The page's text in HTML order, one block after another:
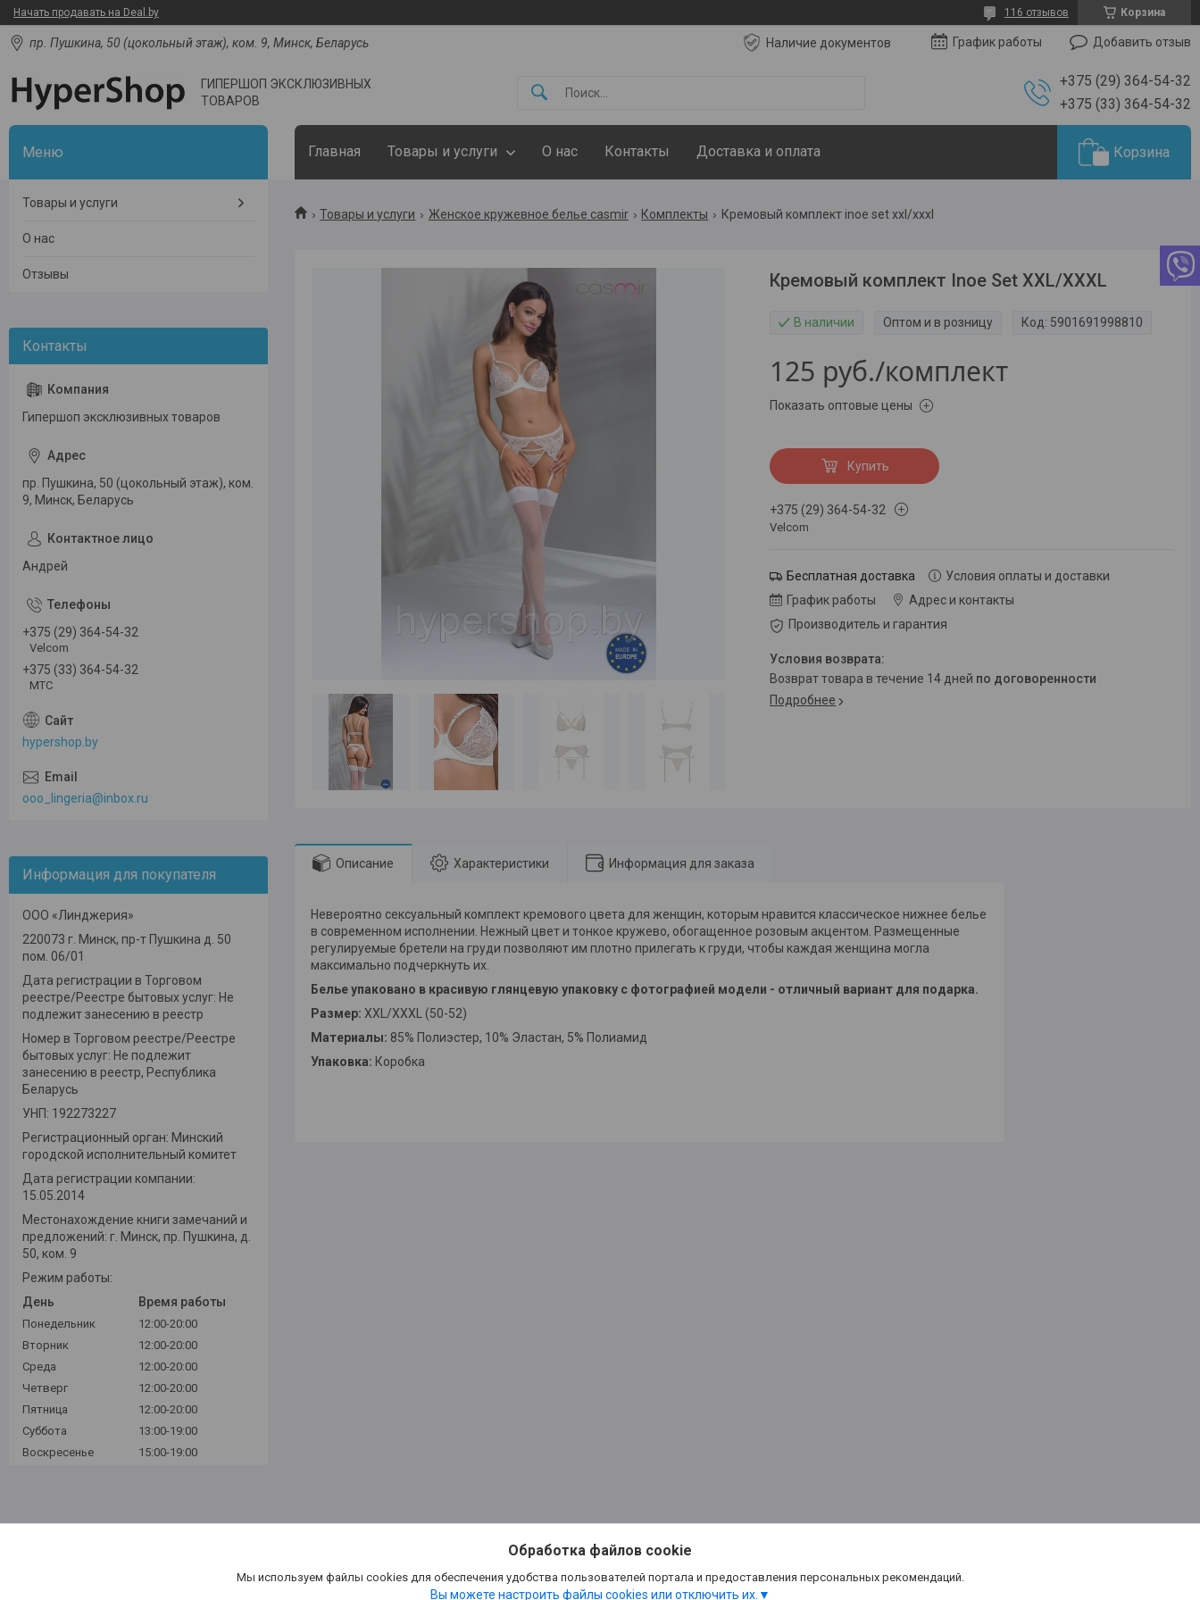
Начать продавать на Deal.by Корзина
116 отзывов
пр. Пушкина, 50 (цокольный этаж), ком. 9, Минск, Беларусь Наличие документов График работы Добавить отзыв
ГИПЕРШОП ЭКСКЛЮЗИВНЫХ
ТОВАРОВ
+375 (29) 364-54-32
+375 (33) 364-54-32
Главная Товары и услуги О нас Контакты Доставка и оплата Корзина
Товары и услуги Женское кружевное белье casmir Комплекты Кремовый комплект inoe set xxl/xxxl
Кремовый комплект Inoe Set XXL/XXXL
В наличии Оптом и в розницу Код: 5901691998810
125 руб./комплект
Показать оптовые цены
Купить
+375 (29) 364-54-32
Velcom
Бесплатная доставка
Условия оплаты и доставки
График работы
Адрес и контакты
Производитель и гарантия
возврат товара в течение 14 дней по договоренности
Подробнее
Описание Характеристики Информация для заказа
Невероятно сексуальный комплект кремового цвета для женщин, которым нравится классическое нижнее белье
в современном исполнении. Нежный цвет и тонкое кружево, обогащенное розовым акцентом. Размещенные
регулируемые бретели на груди позволяют им плотно прилегать к груди, чтобы каждая женщина могла
максимально подчеркнуть их.
Белье упаковано в красивую глянцевую упаковку с фотографией модели - отличный вариант для подарка.
Размер: XXL/XXXL (50-52)
Материалы: 85% Полиэстер, 10% Эластан, 5% Полиамид
Упаковка: Коробка
Товары и услуги
О нас
Отзывы
Гипершоп эксклюзивных товаров
пр. Пушкина, 50 (цокольный этаж), ком.
9, Минск, Беларусь
Андрей
+375 (29) 364-54-32
Velcom
+375 (33) 364-54-32
МТС
hypershop.by
ooo_lingeria@inbox.ru
Информация для покупателя
ООО «Линджерия»
220073 г. Минск, пр-т Пушкина д. 50
пом. 06/01
Дата регистрации в Торговом
реестре/Реестре бытовых услуг: Не
подлежит занесению в реестр
Номер в Торговом реестре/Реестре
бытовых услуг: Не подлежит
занесению в реестр, Республика
Беларусь
УНП: 192273227
Регистрационный орган: Минский
городской исполнительный комитет
Дата регистрации компании:
15.05.2014
Местонахождение книги замечаний и
предложений: г. Минск, пр. Пушкина, д.
50, ком. 9
Режим работы:
День
Время работы
Понедельник
12:00-20:00
Вторник
12:00-20:00
Среда
12:00-20:00
Четверг
12:00-20:00
Пятница
12:00-20:00
Суббота
13:00-19:00
Воскресенье
15:00-19:00
Обработка файлов cookie
Мы используем файлы cookies для обеспечения удобства пользователей портала и предоставления персональных рекомендаций.
Вы можете настроить файлы cookies или отключить их.